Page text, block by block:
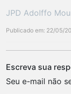
JPD Adolffo
Publicado em: 22/05/
Escreva sua
Seu e-mail não